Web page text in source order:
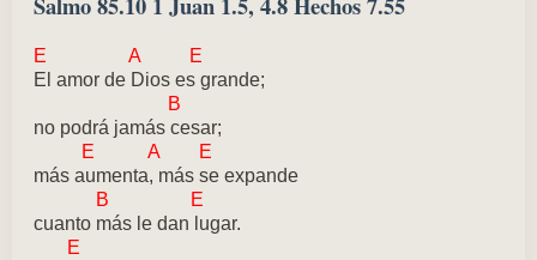
E A E
El amor de Dios es grande;
B
no podrá jamás cesar;
E A E
más aumenta, más se expande
B E
cuanto más le dan lugar.
E